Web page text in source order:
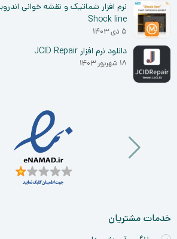
Shock line
۵ دی ۱۴۰۳
دانلود نرم افزار JCID Repair
۱۸ شهریور ۱۴۰۳
خدمات مشتریان